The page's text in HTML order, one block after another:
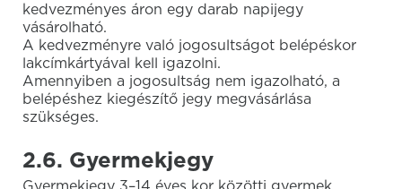
kedvezményes áron egy darab napijegy
vásárolható.
A kedvezményre való jogosultságot belépéskor
lakcímkártyával kell igazolni.
Amennyiben a jogosultság nem igazolható, a
belépéshez kiegészítő jegy megvásárlása
szükséges.
2.6. Gyermekjegy